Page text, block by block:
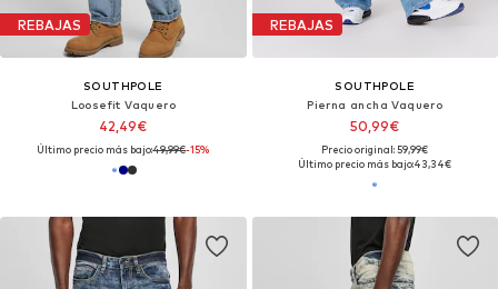
REBAJAS
SOUTHPOLE
Loosefit Vaquero
42,49€
Último precio más bajo:49,99€-15%
REBAJAS
SOUTHPOLE
Pierna ancha Vaquero
50,99€
Precio original: 59,99€
Último precio más bajo:43,34€